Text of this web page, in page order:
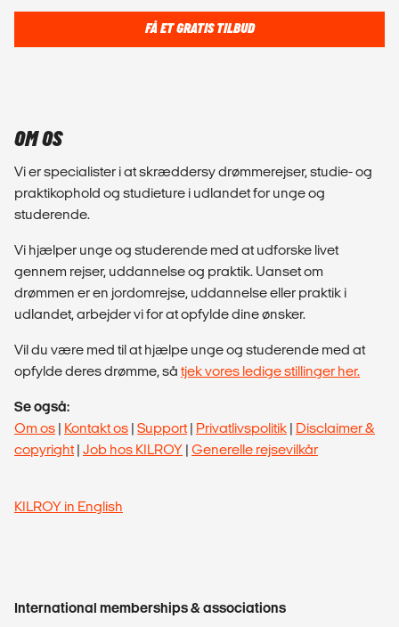
FÅ ET GRATIS TILBUD
OM OS
Vi er specialister i at skræddersy drømmerejser, studie- og
praktikophold og studieture i udlandet for unge og
studerende.
Vi hjælper unge og studerende med at udforske livet
gennem rejser, uddannelse og praktik. Uanset om
drømmen er en jordomrejse, uddannelse eller praktik i
udlandet, arbejder vi for at opfylde dine ønsker.
Vil du være med til at hjælpe unge og studerende med at
opfylde deres drømme, så tjek vores ledige stillinger her.
Se også:
Om os | Kontakt os | Support| Privatlivspolitik | Disclaimer &
copyright| Job hos KILROY | Generelle rejsevilkår
KILROY in English
International memberships & associations